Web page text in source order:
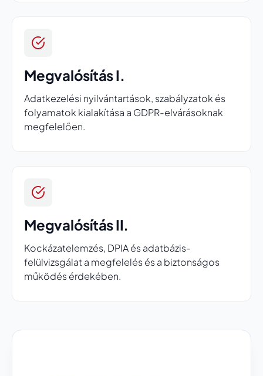
Megvalósítás I.
Adatkezelési nyilvántartások, szabályzatok és
folyamatok kialakítása a GDPR-elvárásoknak
megfelelően.
Megvalósítás II.
Kockázatelemzés, DPIA és adatbázis-
felülvizsgálat a megfelelés és a biztonságos
működés érdekében.